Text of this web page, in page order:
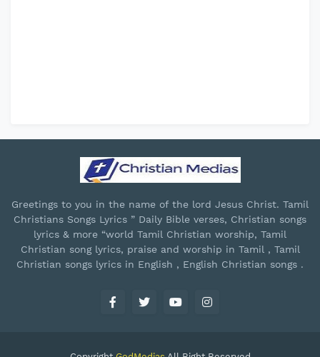
Greetings to you in the name of the lord Jesus Christ. Tamil
Christians Songs Lyrics ” Daily Bible verses, Christian songs
lyrics & more “world Tamil Christian worship, Tamil
Christian song lyrics, praise and worship in Tamil , Tamil
Christian songs lyrics in English , English Christian songs .